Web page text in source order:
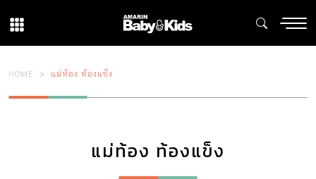
HOME แม่ท้อง ท้องแข็ง
แม่ท้อง ท้องแข็ง